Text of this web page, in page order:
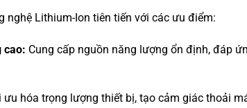
nghệ Lithium-Ion tiên tiến với các ưu điểm:
cao: Cung cấp nguồn năng lượng ổn định, đáp
ưu hóa trọng lượng thiết bị, tạo cảm giác thoải